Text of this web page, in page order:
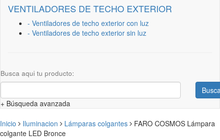
VENTILADORES DE TECHO EXTERIOR
- Ventiladores de techo exterior con luz
- Ventiladores de techo exterior sin luz
Busca aqui tu producto:
+ Búsqueda avanzada
Inicio Iluminacion Lámparas colgantes
FARO COSMOS Lámpara
colgante LED Bronce